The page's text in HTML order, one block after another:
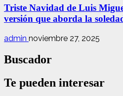
Triste Navidad de Luis
versión que aborda la
admin noviembre 27, 2025
Buscador
Te pueden interesar